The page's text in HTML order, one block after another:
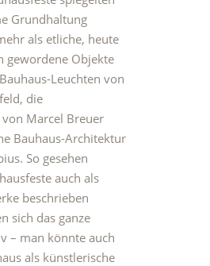
Grundhaltung
als etliche, heute
gewordene Objekte
Leuchten von
die
Marcel Breuer
Bauhaus-Architektur
So gesehen
auch als
beschrieben
sich das ganze
– man könnte auch
als künstlerische